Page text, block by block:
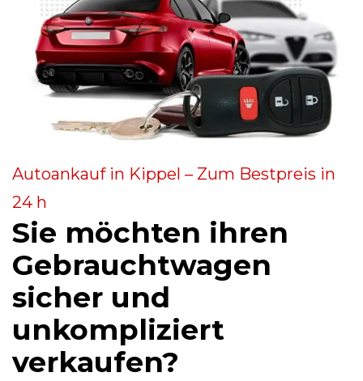
Autoankauf in Kippel – Zum Bestpreis in
24 h
Sie möchten ihren
Gebrauchtwagen
sicher und
unkompliziert
verkaufen?